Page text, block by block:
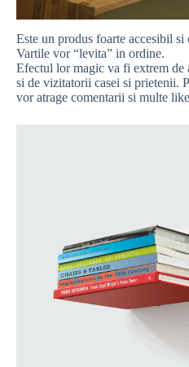
Este un produs foarte accesibil si
Vartile vor “levita” in ordine.
Efectul lor magic va fi extrem de
si de vizitatorii casei si prietenii.
vor atrage comentarii si multe